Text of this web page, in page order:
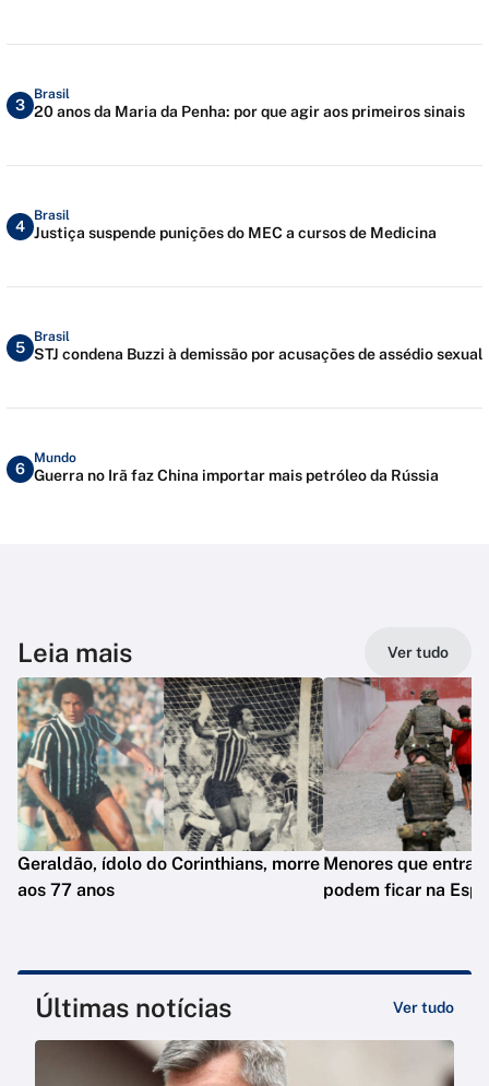
3
Brasil
20 anos da Maria da Penha: por que agir aos primeiros sinais
4
Brasil
Justiça suspende punições do MEC a cursos de Medicina
5
Brasil
STJ condena Buzzi à demissão por acusações de assédio sexual
6
Mundo
Guerra no Irã faz China importar mais petróleo da Rússia
Leia mais Ver tudo
Geraldão, ídolo do Corinthians, morre
aos 77 anos
Menores que
podem ficar na
Últimas notícias Ver tudo